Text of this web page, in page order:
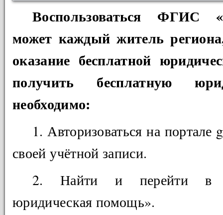
Воспользоваться ФГИС
может каждый житель
оказание бесплатной
получить бесплатную
необходимо:
1. Авторизоваться на
своей учётной записи.
2. Найти и перейти в
юридическая помощь».